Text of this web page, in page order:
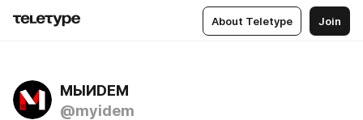
About Teletype Join
МЫИDЕМ
@myidem